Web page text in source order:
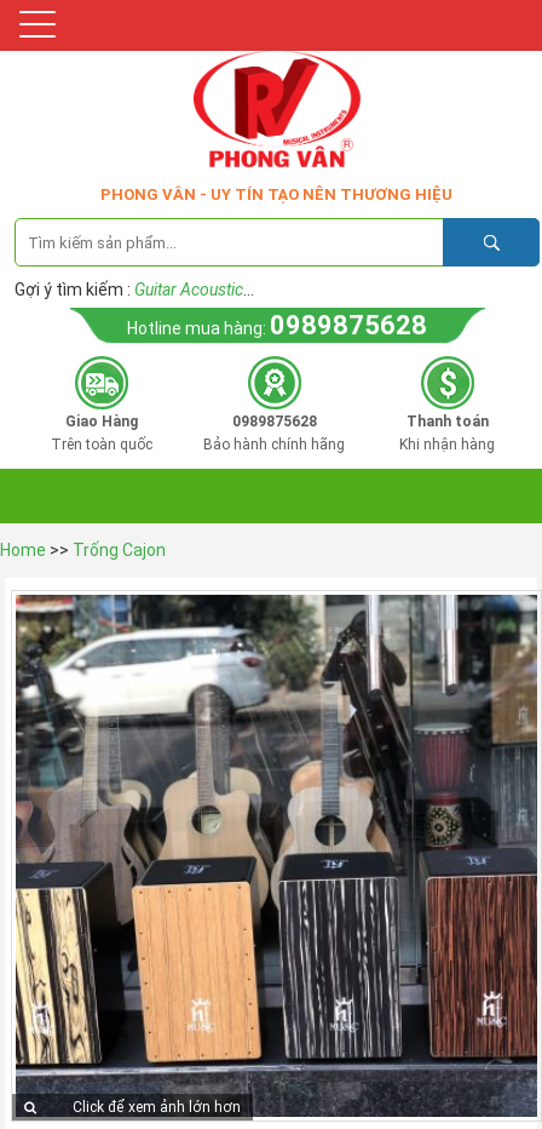
PHONG VÂN - UY TÍN TẠO NÊN THƯƠNG HIỆU
Gợi ý tìm kiếm : Guitar Acoustic
Hotline mua hàng: 0989875628
Giao Hàng
Trên toàn quốc
0989875628
Bảo hành chính hãng
Thanh toán
Khi nhận hàng
Home >> Trống Cajon
Click để xem ảnh lớn hơn